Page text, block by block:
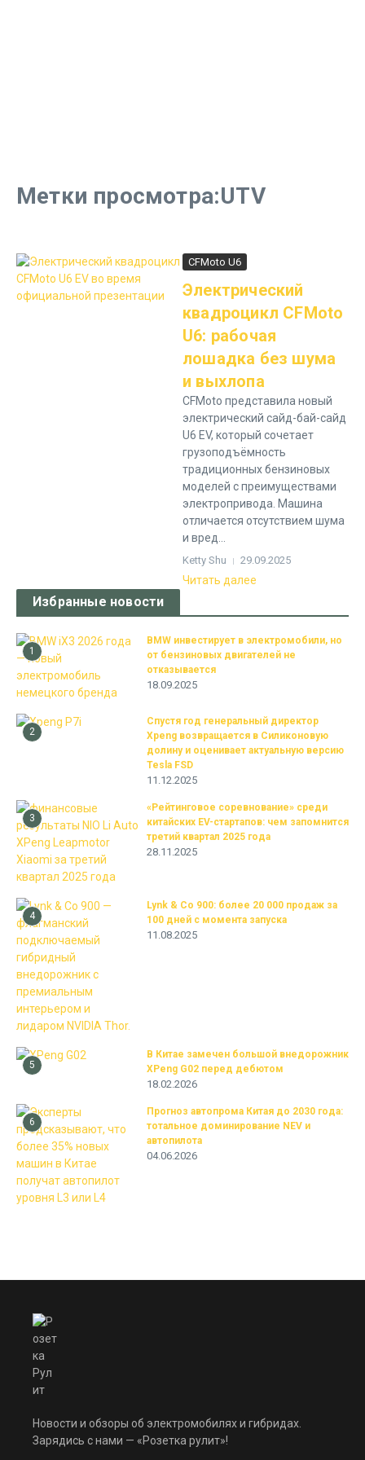
Метки просмотра:UTV
CFMoto U6
Электрический
квадроцикл CFMoto
U6: рабочая
лошадка без шума
и выхлопа
CFMoto представила новый
электрический сайд-бай-сайд
U6 EV, который сочетает
грузоподъёмность
традиционных бензиновых
моделей с преимуществами
электропривода. Машина
отличается отсутствием шума
и вред...
Ketty Shu 29.09.2025
Читать далее
Избранные новости
1
BMW инвестирует в электромобили, но
от бензиновых двигателей не
отказывается
18.09.2025
2
Спустя год генеральный директор
Xpeng возвращается в Силиконовую
долину и оценивает актуальную версию
Tesla FSD
11.12.2025
3
«Рейтинговое соревнование» среди
китайских EV-стартапов: чем запомнится
третий квартал 2025 года
28.11.2025
4
Lynk & Co 900: более 20 000 продаж за
100 дней с момента запуска
11.08.2025
5
В Китае замечен большой внедорожник
XPeng G02 перед дебютом
18.02.2026
6
Прогноз автопрома Китая до 2030 года:
тотальное доминирование NEV и
автопилота
04.06.2026
Новости и обзоры об электромобилях и гибридах.
Зарядись с нами — «Розетка рулит»!